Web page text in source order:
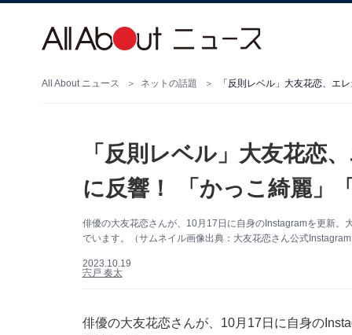
All About ニュース ネットの話題 「反則レベル」大友花恋、エ
「反則レベル」大友花恋
に反響！ 「かっこ綺麗」
俳優の大友花恋さんが、10月17日に自身のInstagramを更新。
でいます。（サムネイル画像出典：大友花恋さん公式Instagram
2023.10.19
宍戸 奏太
俳優の大友花恋さんが、10月17日に自身の